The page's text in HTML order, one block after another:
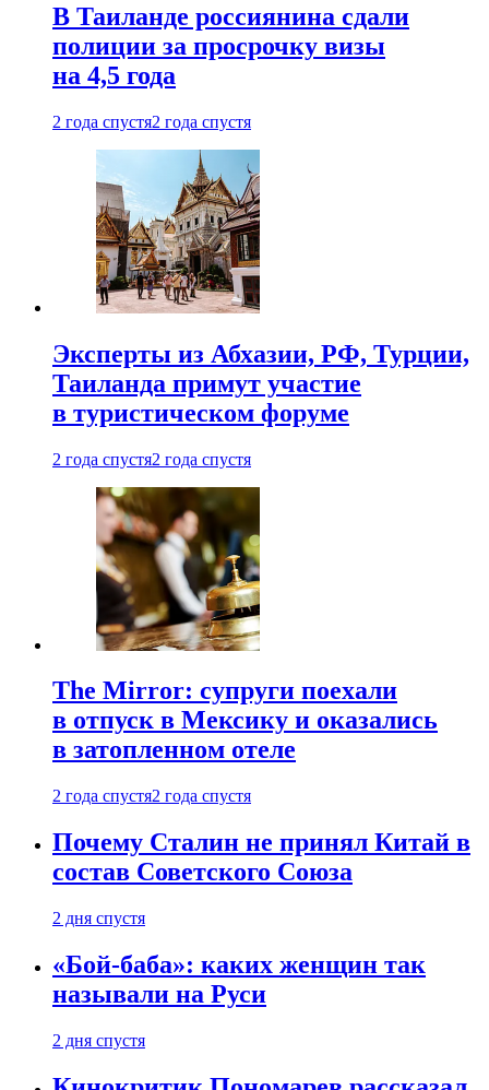
В Таиланде россиянина сдали
полиции за просрочку визы
на 4,5 года
2 года спустя2 года спустя
Эксперты из Абхазии, РФ, Турции,
Таиланда примут участие
в туристическом форуме
2 года спустя2 года спустя
The Mirror: супруги поехали
в отпуск в Мексику и оказались
в затопленном отеле
2 года спустя2 года спустя
Почему Сталин не принял Китай в
состав Советского Союза
2 дня спустя
«Бой-баба»: каких женщин так
называли на Руси
2 дня спустя